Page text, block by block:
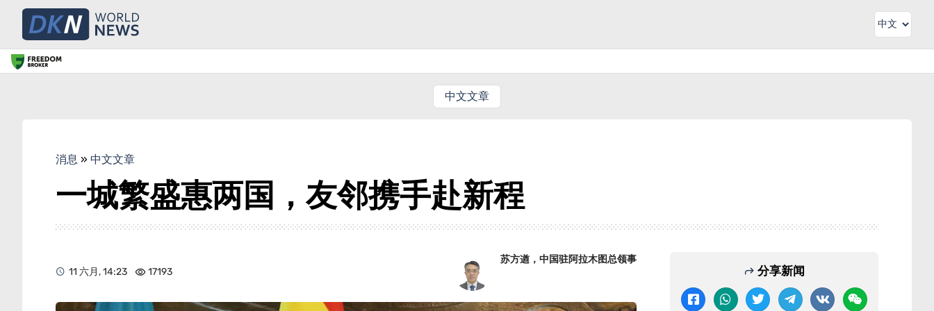
中文文章
消息 » 中文文章
一城繁盛惠两国，友邻携手赴新程
11 六月, 14:23 17193
苏方遒，中国驻阿拉木图总领事
分享新闻